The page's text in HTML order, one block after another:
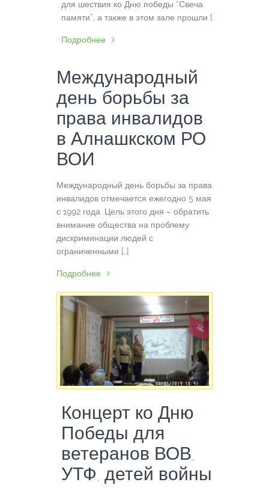
для шествия ко Дню победы “Свеча
памяти”, а также в этом зале прошли […]
Подробнее
Международный
день борьбы за
права инвалидов
в Алнашкском РО
ВОИ
Международный день борьбы за права
инвалидов отмечается ежегодно 5 мая
с 1992 года. Цель этого дня – обратить
внимание общества на проблему
дискриминации людей с
ограниченными […]
Подробнее
Концерт ко Дню
Победы для
ветеранов ВОВ,
УТФ, детей войны